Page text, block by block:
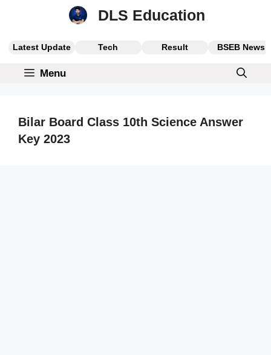
DLS Education
Latest Update Tech Result BSEB News
Menu
Bilar Board Class 10th Science Answer
Key 2023